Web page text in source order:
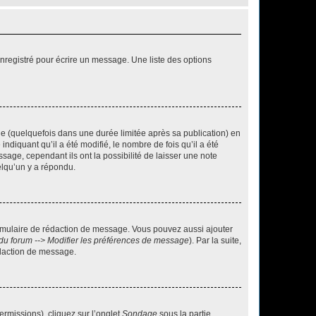
pour écrire un message. Une liste des options
(quelquefois dans une durée limitée après sa publication) en
qu’il a été modifié, le nombre de fois qu’il a été
cependant ils ont la possibilité de laisser une note
y a répondu.
de rédaction de message. Vous pouvez aussi ajouter
forum --> Modifier les préférences de message). Par la suite,
de message.
cliquez sur l’onglet Sondage sous la partie